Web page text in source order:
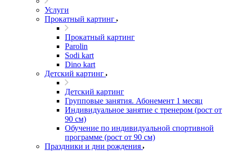
Услуги
Прокатный картинг
Прокатный картинг
Parolin
Sodi kart
Dino kart
Детский картинг
Детский картинг
Групповые занятия. Абонемент 1 месяц
Индивидуальное занятие с тренером (рост от
90 см)
Обучение по индивидуальной спортивной
программе (рост от 90 см)
Праздники и дни рождения